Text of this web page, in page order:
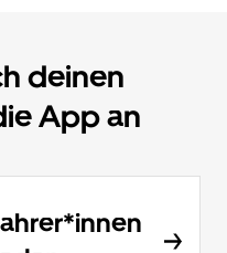
deinen
App an